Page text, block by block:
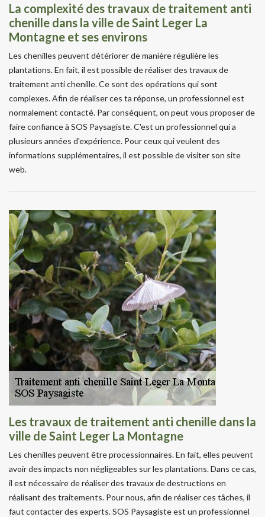
La complexité des travaux de traitement anti
chenille dans la ville de Saint Leger La
Montagne et ses environs
Les chenilles peuvent détériorer de manière régulière les
plantations. En fait, il est possible de réaliser des travaux de
traitement anti chenille. Ce sont des opérations qui sont
complexes. Afin de réaliser ces ta réponse, un professionnel est
normalement contacté. Par conséquent, on peut vous proposer de
faire confiance à SOS Paysagiste. C'est un professionnel qui a
plusieurs années d'expérience. Pour ceux qui veulent des
informations supplémentaires, il est possible de visiter son site
web.
Les travaux de traitement anti chenille dans la
ville de Saint Leger La Montagne
Les chenilles peuvent être processionnaires. En fait, elles peuvent
avoir des impacts non négligeables sur les plantations. Dans ce cas,
il est nécessaire de réaliser des travaux de destructions en
réalisant des traitements. Pour nous, afin de réaliser ces tâches, il
faut contacter des experts. SOS Paysagiste est un professionnel